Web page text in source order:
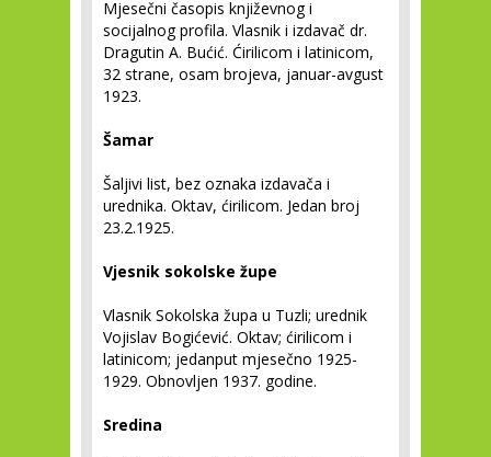
Mjesečni časopis književnog i
socijalnog profila. Vlasnik i izdavač dr.
Dragutin A. Bućić. Ćirilicom i latinicom,
32 strane, osam brojeva, januar-avgust
1923.
Šamar
Šaljivi list, bez oznaka izdavača i
urednika. Oktav, ćirilicom. Jedan broj
23.2.1925.
Vjesnik sokolske župe
Vlasnik Sokolska župa u Tuzli; urednik
Vojislav Bogićević. Oktav; ćirilicom i
latinicom; jedanput mjesečno 1925-
1929. Obnovljen 1937. godine.
Sredina